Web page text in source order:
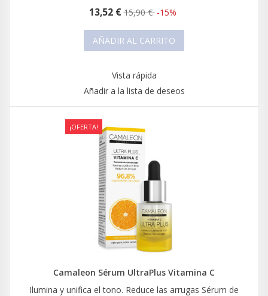
13,52 € 15,90 € -15%
AÑADIR AL CARRITO
Vista rápida
Añadir a la lista de deseos
¡OFERTA!
Camaleon Sérum UltraPlus Vitamina C
Ilumina y unifica el tono. Reduce las arrugas Sérum de